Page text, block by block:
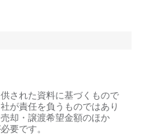
された資料に基づくもので
が責任を負うものではあり
却・譲渡希望金額のほか
要です。